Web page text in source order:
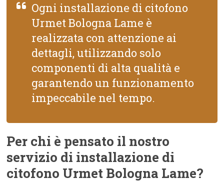
Ogni installazione di citofono
Urmet Bologna Lame è
realizzata con attenzione ai
dettagli, utilizzando solo
componenti di alta qualità e
garantendo un funzionamento
impeccabile nel tempo.
Per chi è pensato il nostro
servizio di installazione di
citofono Urmet Bologna Lame?